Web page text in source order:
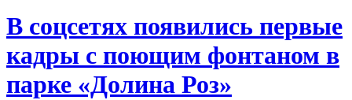
В соцсетях появились первые
кадры с поющим фонтаном в
парке «Долина Роз»